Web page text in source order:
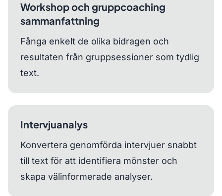
Workshop och gruppcoaching
sammanfattning
Fånga enkelt de olika bidragen och
resultaten från gruppsessioner som tydlig
text.
Intervjuanalys
Konvertera genomförda intervjuer snabbt
till text för att identifiera mönster och
skapa välinformerade analyser.